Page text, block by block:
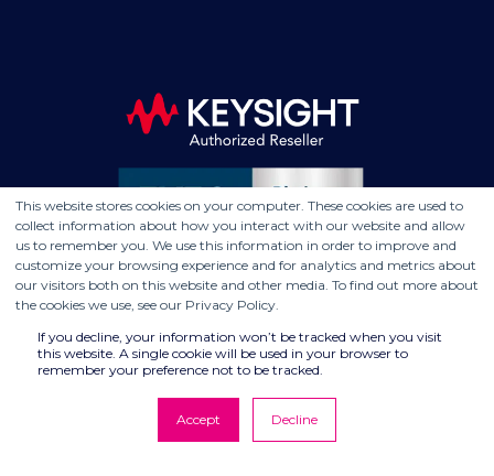
This website stores cookies on your computer. These cookies are used to
collect information about how you interact with our website and allow
us to remember you. We use this information in order to improve and
customize your browsing experience and for analytics and metrics about
our visitors both on this website and other media. To find out more about
the cookies we use, see our Privacy Policy.
If you decline, your information won’t be tracked when you visit
this website. A single cookie will be used in your browser to
remember your preference not to be tracked.
Accept Decline